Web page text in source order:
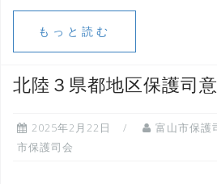
もっと読む
北陸３県都地区保護司
2025年2月22日 富山市保護
市保護司会